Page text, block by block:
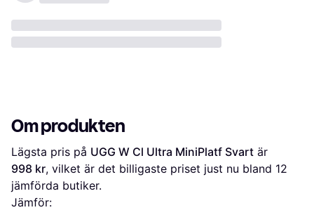
Om produkten
Lägsta pris på UGG W Cl Ultra MiniPlatf Svart
998 kr, vilket är det billigaste priset just nu bland 12
jämförda butiker.
Jämför: